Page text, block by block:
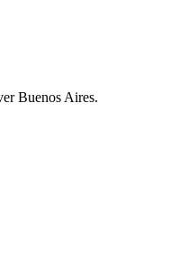
Buenos Aires.